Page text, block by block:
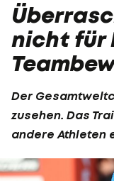
nicht für
Der
zusehen. Das
andere Athleten